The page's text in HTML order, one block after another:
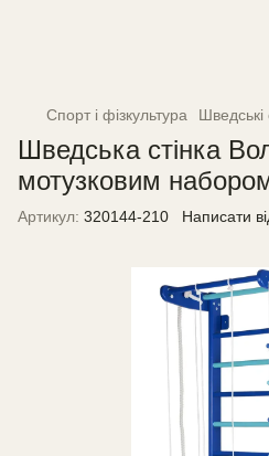
Спорт і фізкультура Шведські
Шведська стінка
мотузковим
Артикул: 320144-210 Написати